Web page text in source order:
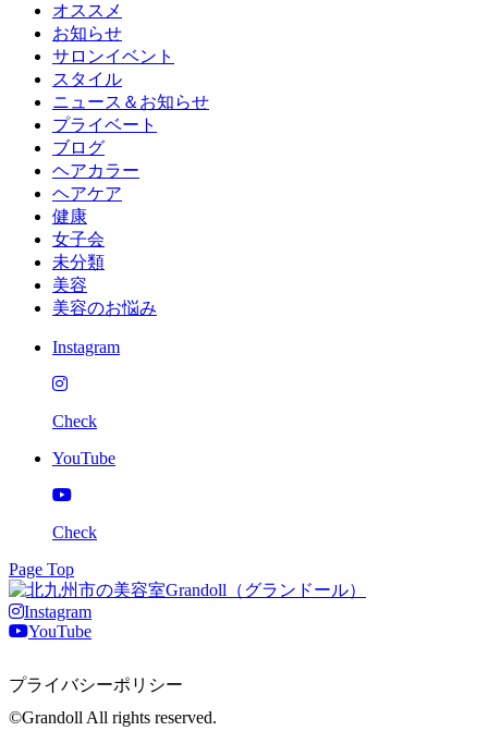
オススメ
お知らせ
サロンイベント
スタイル
ニュース＆お知らせ
プライベート
ブログ
ヘアカラー
ヘアケア
健康
女子会
未分類
美容
美容のお悩み
Instagram
Check
YouTube
Check
Page Top
Instagram
YouTube
プライバシーポリシー
©Grandoll All rights reserved.